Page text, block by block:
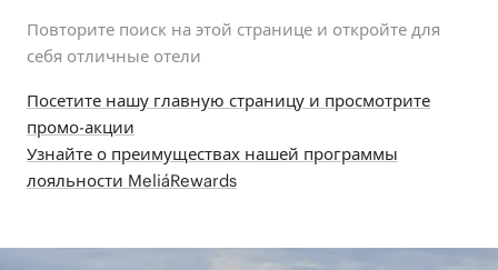
Повторите поиск на этой странице и откройте для
себя отличные отели
Посетите нашу главную страницу и просмотрите
промо-акции
Узнайте о преимуществах нашей программы
лояльности MeliáRewards